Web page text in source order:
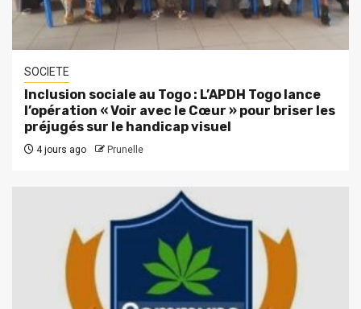
SOCIETE
Inclusion sociale au Togo : L’APDH Togo lance
l’opération « Voir avec le Cœur » pour briser les
préjugés sur le handicap visuel
4 jours ago Prunelle